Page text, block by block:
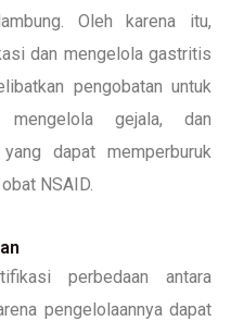
Oleh karena itu,
dan mengelola gastritis
pengobatan untuk
mengelola gejala, dan
dapat memperburuk
NSAID.
perbedaan antara
pengelolaannya dapat